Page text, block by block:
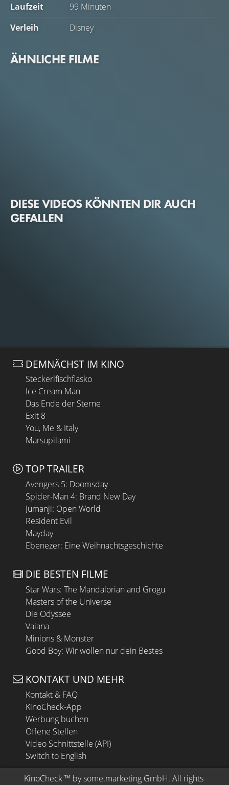
Laufzeit
99 Minuten
Verleih
Disney
ÄHNLICHE FILME
DIESE VIDEOS KÖNNTEN DIR AUCH
GEFALLEN
DEMNÄCHST IM KINO
Steckerlfischfiasko
Ice Cream Man
Das Ende der Sterne
Exit 8
You, Me & Italy
Marsupilami
TOP TRAILER
Avengers 5: Doomsday
Spider-Man 4: Brand New Day
Jumanji: Open World
Resident Evil
Mayday
Ebenezer: Eine Weihnachtsgeschichte
DIE BESTEN FILME
Star Wars: The Mandalorian and Grogu
Masters of the Universe
Die Odyssee
Vaiana
Minions & Monster
Good Boy: Wir wollen nur dein Bestes
KONTAKT UND MEHR
Kontakt & FAQ
KinoCheck-App
Werbung buchen
Offene Stellen
Video Schnittstelle (API)
Switch to English
KinoCheck ™ by some.marketing GmbH. All rights